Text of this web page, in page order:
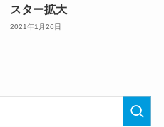
スター拡大
2021年1月26日